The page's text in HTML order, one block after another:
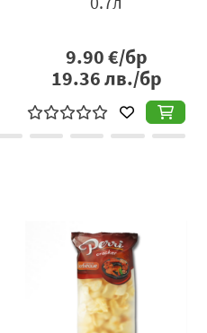
2.30€/бр
4.50лв./бр